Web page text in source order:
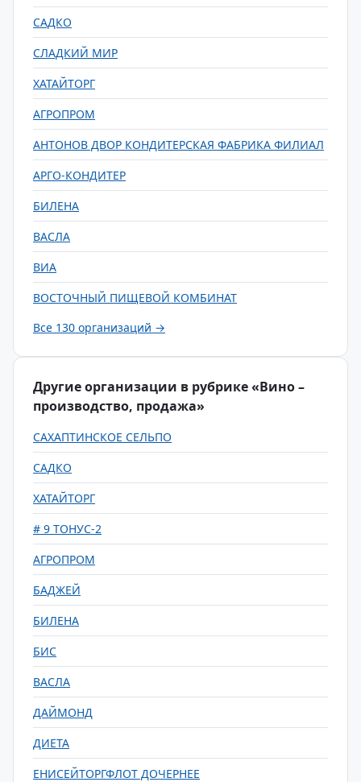
САДКО
СЛАДКИЙ МИР
ХАТАЙТОРГ
АГРОПРОМ
АНТОНОВ ДВОР КОНДИТЕРСКАЯ ФАБРИКА ФИЛИАЛ
АРГО-КОНДИТЕР
БИЛЕНА
ВАСЛА
ВИА
ВОСТОЧНЫЙ ПИЩЕВОЙ КОМБИНАТ
Все 130 организаций →
Другие организации в рубрике «Вино –
производство, продажа»
САХАПТИНСКОЕ СЕЛЬПО
САДКО
ХАТАЙТОРГ
# 9 ТОНУС-2
АГРОПРОМ
БАДЖЕЙ
БИЛЕНА
БИС
ВАСЛА
ДАЙМОНД
ДИЕТА
ЕНИСЕЙТОРГФЛОТ ДОЧЕРНЕЕ